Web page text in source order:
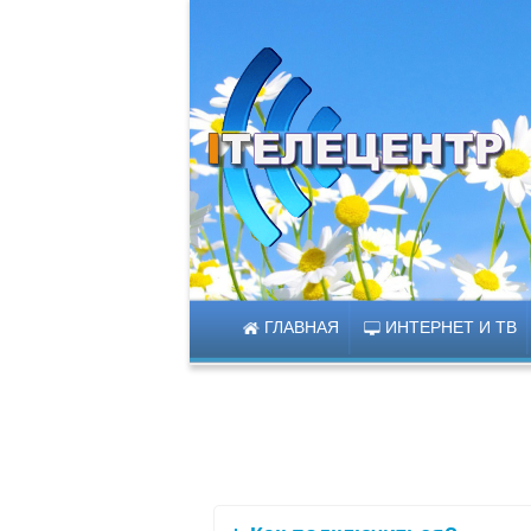
ГЛАВНАЯ ИНТЕРНЕТ И ТВ